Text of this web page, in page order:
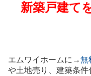
新築戸建て
エムワイホームに→無
や土地売り、建築条